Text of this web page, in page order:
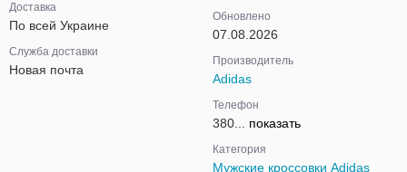
Доставка
По всей Украине
Служба доставки
Новая почта
Обновлено
07.08.2026
Производитель
Adidas
Телефон
380... показать
Категория
Мужские кроссовки Adidas